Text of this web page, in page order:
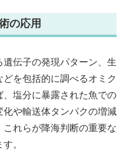
の応用
伝子の発現パターン、生
を包括的に調べるオミク
塩分に暴露された魚での
や輸送体タンパクの増減
れらが降海判断の重要な
。